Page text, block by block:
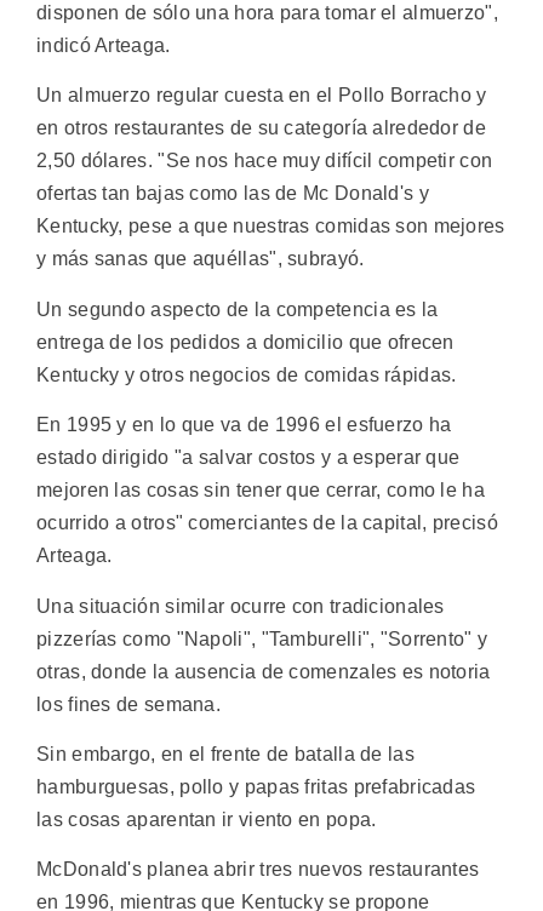
disponen de sólo una hora para tomar el almuerzo",
indicó Arteaga.
Un almuerzo regular cuesta en el Pollo Borracho y
en otros restaurantes de su categoría alrededor de
2,50 dólares. "Se nos hace muy difícil competir con
ofertas tan bajas como las de Mc Donald's y
Kentucky, pese a que nuestras comidas son mejores
y más sanas que aquéllas", subrayó.
Un segundo aspecto de la competencia es la
entrega de los pedidos a domicilio que ofrecen
Kentucky y otros negocios de comidas rápidas.
En 1995 y en lo que va de 1996 el esfuerzo ha
estado dirigido "a salvar costos y a esperar que
mejoren las cosas sin tener que cerrar, como le ha
ocurrido a otros" comerciantes de la capital, precisó
Arteaga.
Una situación similar ocurre con tradicionales
pizzerías como "Napoli", "Tamburelli", "Sorrento" y
otras, donde la ausencia de comenzales es notoria
los fines de semana.
Sin embargo, en el frente de batalla de las
hamburguesas, pollo y papas fritas prefabricadas
las cosas aparentan ir viento en popa.
McDonald's planea abrir tres nuevos restaurantes
en 1996, mientras que Kentucky se propone